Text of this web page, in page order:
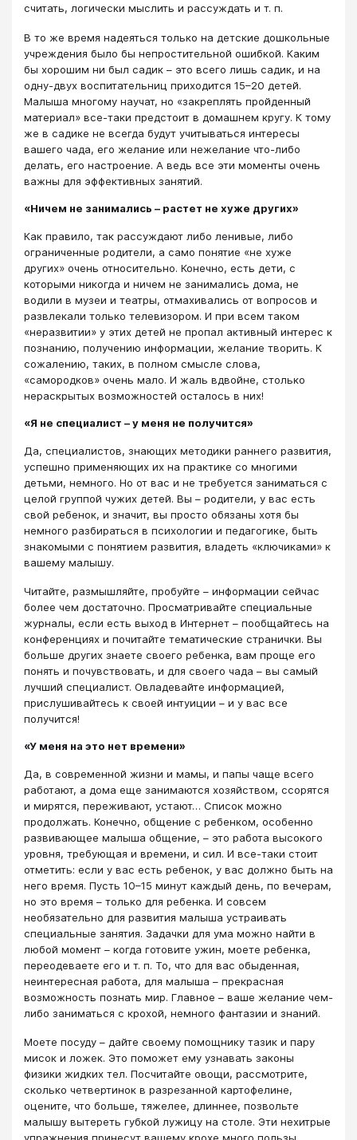
считать, логически мыслить и рассуждать и т. п.
В то же время надеяться только на детские дошкольные
учреждения было бы непростительной ошибкой. Каким
бы хорошим ни был садик – это всего лишь садик, и на
одну-двух воспитательниц приходится 15–20 детей.
Малыша многому научат, но «закреплять пройденный
материал» все-таки предстоит в домашнем кругу. К тому
же в садике не всегда будут учитываться интересы
вашего чада, его желание или нежелание что-либо
делать, его настроение. А ведь все эти моменты очень
важны для эффективных занятий.
«Ничем не занимались – растет не хуже других»
Как правило, так рассуждают либо ленивые, либо
ограниченные родители, а само понятие «не хуже
других» очень относительно. Конечно, есть дети, с
которыми никогда и ничем не занимались дома, не
водили в музеи и театры, отмахивались от вопросов и
развлекали только телевизором. И при всем таком
«неразвитии» у этих детей не пропал активный интерес к
познанию, получению информации, желание творить. К
сожалению, таких, в полном смысле слова,
«самородков» очень мало. И жаль вдвойне, столько
нераскрытых возможностей осталось в них!
«Я не специалист – у меня не получится»
Да, специалистов, знающих методики раннего развития,
успешно применяющих их на практике со многими
детьми, немного. Но от вас и не требуется заниматься с
целой группой чужих детей. Вы – родители, у вас есть
свой ребенок, и значит, вы просто обязаны хотя бы
немного разбираться в психологии и педагогике, быть
знакомыми с понятием развития, владеть «ключиками» к
вашему малышу.
Читайте, размышляйте, пробуйте – информации сейчас
более чем достаточно. Просматривайте специальные
журналы, если есть выход в Интернет – пообщайтесь на
конференциях и почитайте тематические странички. Вы
больше других знаете своего ребенка, вам проще его
понять и почувствовать, и для своего чада – вы самый
лучший специалист. Овладевайте информацией,
прислушивайтесь к своей интуиции – и у вас все
получится!
«У меня на это нет времени»
Да, в современной жизни и мамы, и папы чаще всего
работают, а дома еще занимаются хозяйством, ссорятся
и мирятся, переживают, устают… Список можно
продолжать. Конечно, общение с ребенком, особенно
развивающее малыша общение, – это работа высокого
уровня, требующая и времени, и сил. И все-таки стоит
отметить: если у вас есть ребенок, у вас должно быть на
него время. Пусть 10–15 минут каждый день, по вечерам,
но это время – только для ребенка. И совсем
необязательно для развития малыша устраивать
специальные занятия. Задачки для ума можно найти в
любой момент – когда готовите ужин, моете ребенка,
переодеваете его и т. п. То, что для вас обыденная,
неинтересная работа, для малыша – прекрасная
возможность познать мир. Главное – ваше желание чем-
либо заниматься с крохой, немного фантазии и знаний.
Моете посуду – дайте своему помощнику тазик и пару
мисок и ложек. Это поможет ему узнавать законы
физики жидких тел. Посчитайте овощи, рассмотрите,
сколько четвертинок в разрезанной картофелине,
оцените, что больше, тяжелее, длиннее, позвольте
малышу вытереть губкой лужицу на столе. Эти нехитрые